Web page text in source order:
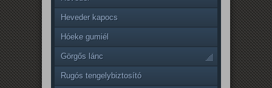
Heveder kapocs
Hóeke gumiél
Görgős lánc
Rugós tengelybiztosító